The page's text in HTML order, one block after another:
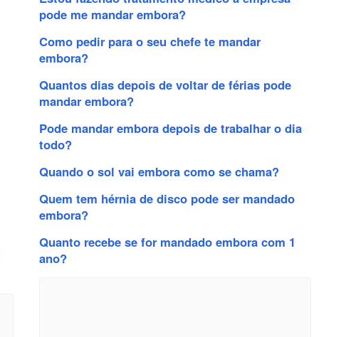
pode me mandar embora?
Como pedir para o seu chefe te mandar
embora?
Quantos dias depois de voltar de férias pode
mandar embora?
Pode mandar embora depois de trabalhar o dia
todo?
Quando o sol vai embora como se chama?
Quem tem hérnia de disco pode ser mandado
embora?
Quanto recebe se for mandado embora com 1
ano?